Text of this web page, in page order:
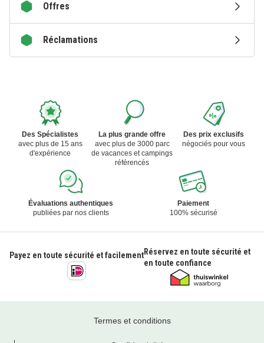
Offres
Réclamations
Des Spécialistes
avec plus de 15 ans
d'expérience
La plus grande offre
avec plus de 3000 parc
de vacances et campings
référencés
Des prix exclusifs
négociés pour vous
Évaluations authentiques
publiées par nos clients
Paiement
100% sécurisé
Payez en toute sécurité et facilementRéservez en toute sécurité et
en toute confiance
Termes et conditions